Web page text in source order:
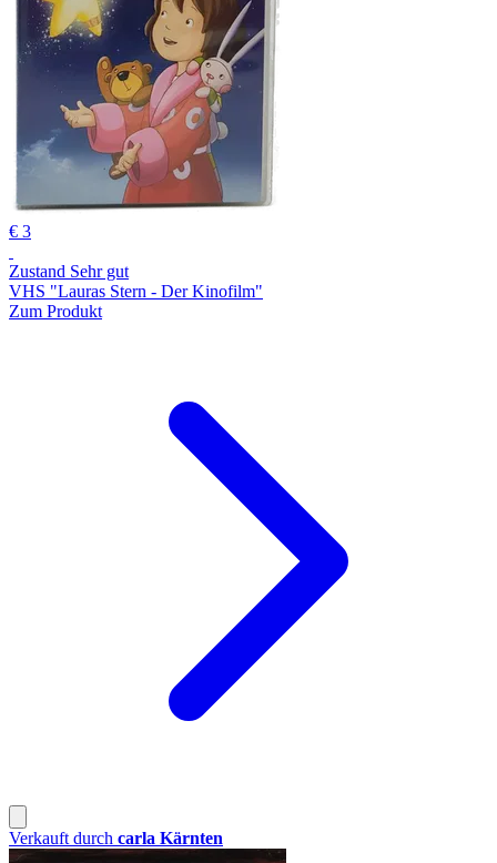
€ 3
Zustand Sehr gut
VHS "Lauras Stern - Der Kinofilm"
Zum Produkt
Verkauft durch carla Kärnten